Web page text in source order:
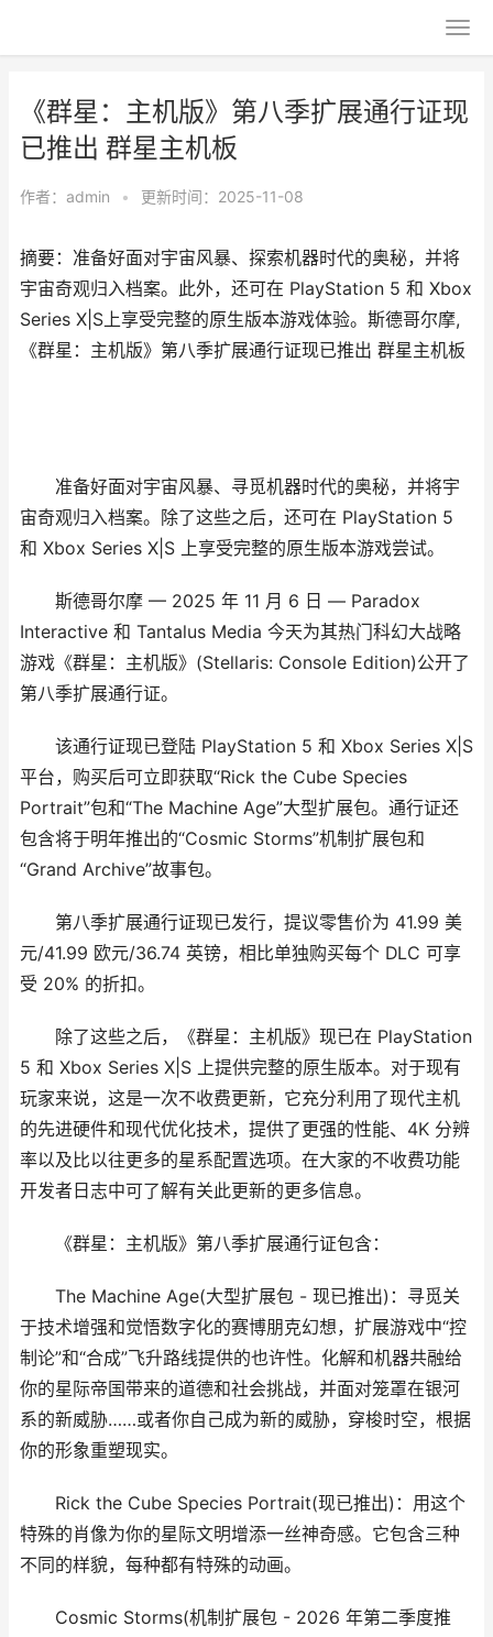
《群星：主机版》第八季扩展通行证现
已推出 群星主机板
作者： admin • 更新时间：2025-11-08
摘要：准备好面对宇宙风暴、探索机器时代的奥秘，并将
宇宙奇观归入档案。此外，还可在 PlayStation 5 和 Xbox
Series X|S上享受完整的原生版本游戏体验。斯德哥尔摩,
《群星：主机版》第八季扩展通行证现已推出 群星主机板
准备好面对宇宙风暴、寻觅机器时代的奥秘，并将宇
宙奇观归入档案。除了这些之后，还可在 PlayStation 5
和 Xbox Series X|S 上享受完整的原生版本游戏尝试。
斯德哥尔摩 — 2025 年 11 月 6 日 — Paradox
Interactive 和 Tantalus Media 今天为其热门科幻大战略
游戏《群星：主机版》(Stellaris: Console Edition)公开了
第八季扩展通行证。
该通行证现已登陆 PlayStation 5 和 Xbox Series X|S
平台，购买后可立即获取“Rick the Cube Species
Portrait”包和“The Machine Age”大型扩展包。通行证还
包含将于明年推出的“Cosmic Storms”机制扩展包和
“Grand Archive”故事包。
第八季扩展通行证现已发行，提议零售价为 41.99 美
元/41.99 欧元/36.74 英镑，相比单独购买每个 DLC 可享
受 20% 的折扣。
除了这些之后，《群星：主机版》现已在 PlayStation
5 和 Xbox Series X|S 上提供完整的原生版本。对于现有
玩家来说，这是一次不收费更新，它充分利用了现代主机
的先进硬件和现代优化技术，提供了更强的性能、4K 分辨
率以及比以往更多的星系配置选项。在大家的不收费功能
开发者日志中可了解有关此更新的更多信息。
《群星：主机版》第八季扩展通行证包含：
The Machine Age(大型扩展包 - 现已推出)：寻觅关
于技术增强和觉悟数字化的赛博朋克幻想，扩展游戏中“控
制论”和“合成”飞升路线提供的也许性。化解和机器共融给
你的星际帝国带来的道德和社会挑战，并面对笼罩在银河
系的新威胁……或者你自己成为新的威胁，穿梭时空，根据
你的形象重塑现实。
Rick the Cube Species Portrait(现已推出)：用这个
特殊的肖像为你的星际文明增添一丝神奇感。它包含三种
不同的样貌，每种都有特殊的动画。
Cosmic Storms(机制扩展包 - 2026 年第二季度推